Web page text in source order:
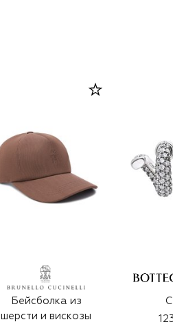
Бейсболка из
шерсти и вискозы